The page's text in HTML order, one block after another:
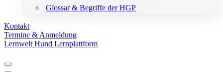
Glossar & Begriffe der HGP
Kontakt
Termine & Anmeldung
Lernwelt Hund Lernplattform
Navigationsmenü